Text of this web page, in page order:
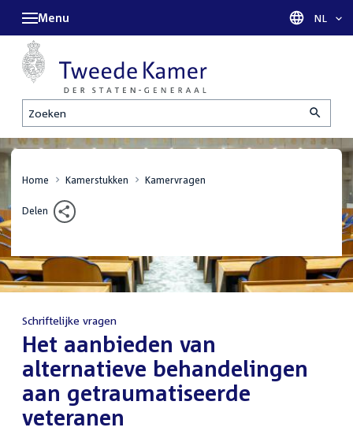
Zoeken
Menu Taal
NL
Home Kamerstukken Kamervragen
Delen
Schriftelijke vragen
:Het aanbieden van
alternatieve behandelingen
aan getraumatiseerde
veteranen